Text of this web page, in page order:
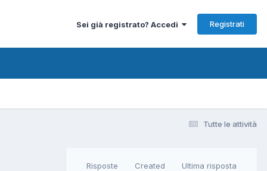
Sei già registrato? Accedi Registrati
Tutte le attività
Risposte Created Ultima risposta